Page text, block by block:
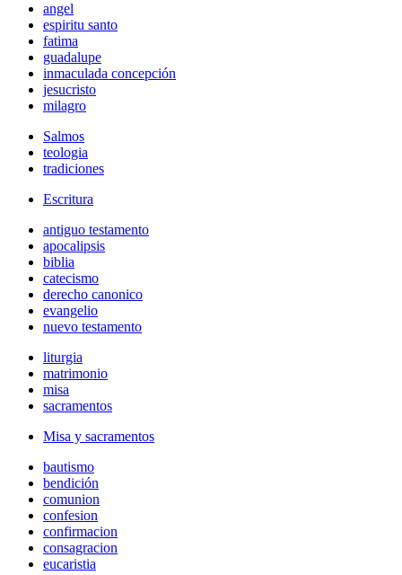
angel
espiritu santo
fatima
guadalupe
inmaculada concepción
jesucristo
milagro
Salmos
teologia
tradiciones
Escritura
antiguo testamento
apocalipsis
biblia
catecismo
derecho canonico
evangelio
nuevo testamento
liturgia
matrimonio
misa
sacramentos
Misa y sacramentos
bautismo
bendición
comunion
confesion
confirmacion
consagracion
eucaristia